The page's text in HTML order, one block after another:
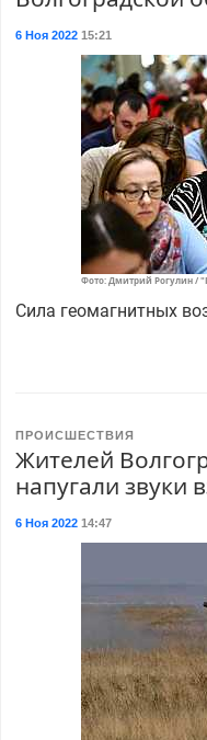
6 Ноя 202215:21
Фото: Дмитрий Рогулин /
Сила геомагнитных
ПРОИСШЕСТВИЯ
Жителей
напугали звуки
6 Ноя 202214:47